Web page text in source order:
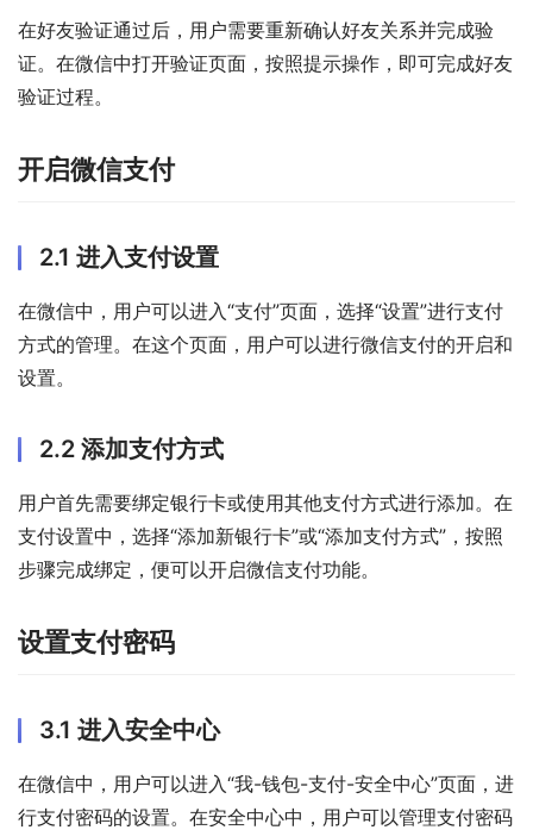
在好友验证通过后，用户需要重新确认好友关系并完成验
证。在微信中打开验证页面，按照提示操作，即可完成好友
验证过程。
开启微信支付
2.1 进入支付设置
在微信中，用户可以进入“支付”页面，选择“设置”进行支付
方式的管理。在这个页面，用户可以进行微信支付的开启和
设置。
2.2 添加支付方式
用户首先需要绑定银行卡或使用其他支付方式进行添加。在
支付设置中，选择“添加新银行卡”或“添加支付方式”，按照
步骤完成绑定，便可以开启微信支付功能。
设置支付密码
3.1 进入安全中心
在微信中，用户可以进入“我-钱包-支付-安全中心”页面，进
行支付密码的设置。在安全中心中，用户可以管理支付密码